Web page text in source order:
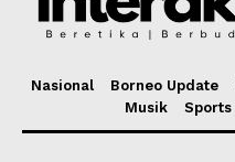
Nasional Borneo Update
Musik
Sports